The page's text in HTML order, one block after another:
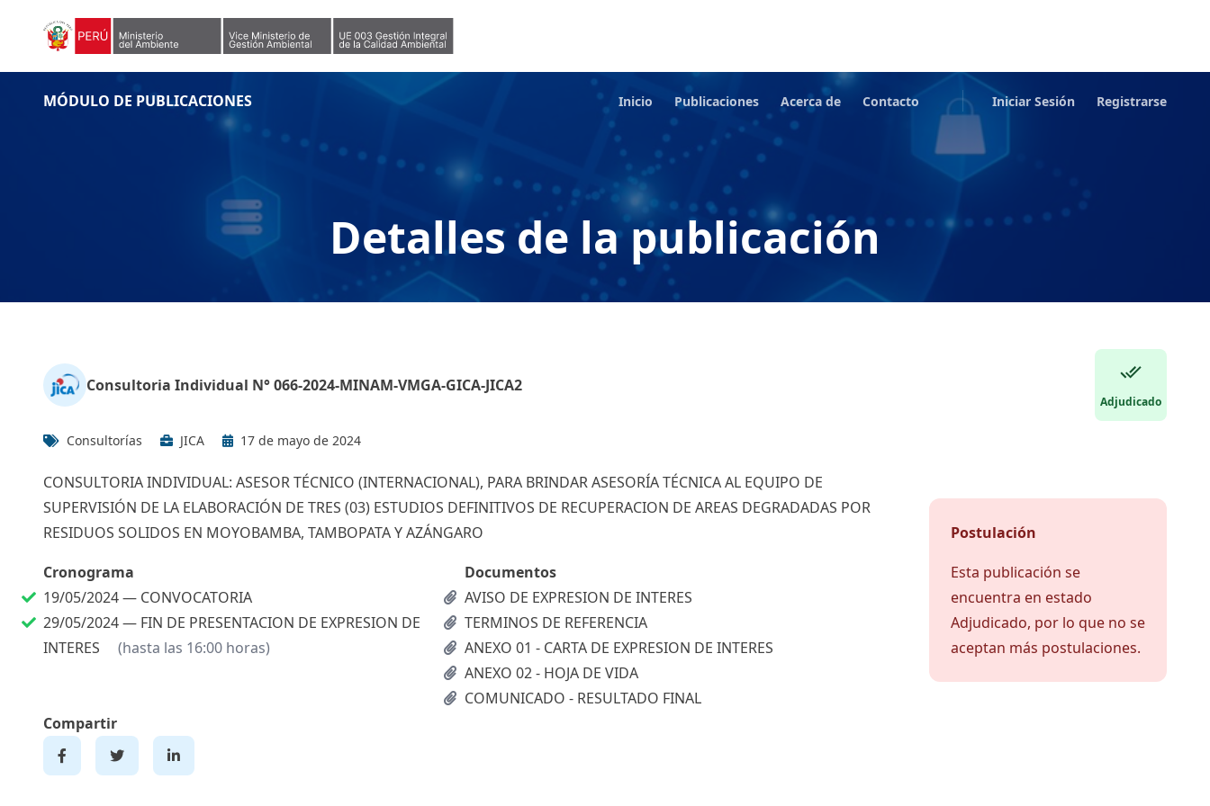
MÓDULO DE PUBLICACIONES Inicio Publicaciones Acerca de Contacto Iniciar Sesión Registrarse
Detalles de la publicación
Consultoria Individual N° 066-2024-MINAM-VMGA-GICA-JICA2
Adjudicado
Consultorías JICA 17 de mayo de 2024
CONSULTORIA INDIVIDUAL: ASESOR TÉCNICO (INTERNACIONAL), PARA BRINDAR ASESORÍA TÉCNICA AL EQUIPO DE
SUPERVISIÓN DE LA ELABORACIÓN DE TRES (03) ESTUDIOS DEFINITIVOS DE RECUPERACION DE AREAS DEGRADADAS POR
RESIDUOS SOLIDOS EN MOYOBAMBA, TAMBOPATA Y AZÁNGARO
Cronograma
19/05/2024 — CONVOCATORIA
29/05/2024 — FIN DE PRESENTACION DE EXPRESION DE
INTERES
(hasta las 16:00 horas)
Documentos
AVISO DE EXPRESION DE INTERES
TERMINOS DE REFERENCIA
ANEXO 01 - CARTA DE EXPRESION DE INTERES
ANEXO 02 - HOJA DE VIDA
COMUNICADO - RESULTADO FINAL
Compartir
Postulación
Esta publicación se
encuentra en estado
Adjudicado, por lo que no se
aceptan más postulaciones.